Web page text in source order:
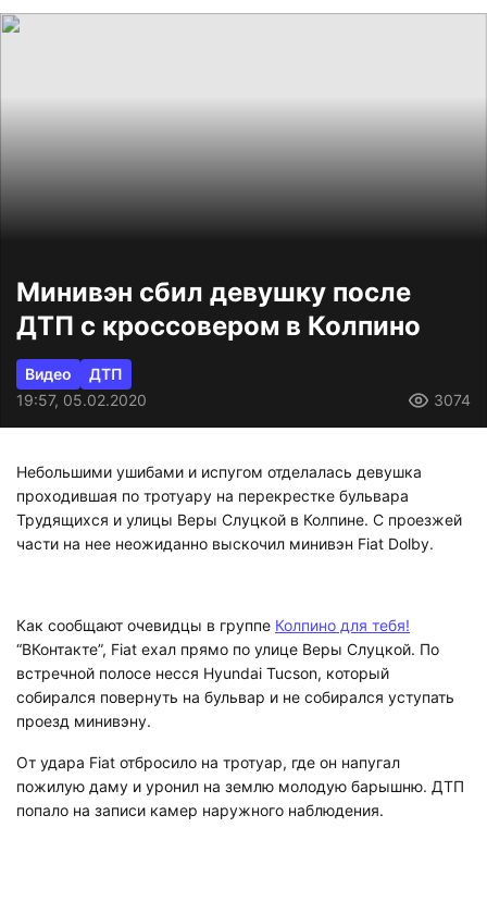
Минивэн сбил девушку после
ДТП с кроссовером в Колпино
Видео
ДТП
19:57, 05.02.2020
3074
Небольшими ушибами и испугом отделалась девушка
проходившая по тротуару на перекрестке бульвара
Трудящихся и улицы Веры Слуцкой в Колпине. С проезжей
части на нее неожиданно выскочил минивэн Fiat Dolby.
Как сообщают очевидцы в группе Колпино для тебя!
“ВКонтакте”, Fiat ехал прямо по улице Веры Слуцкой. По
встречной полосе несся Hyundai Tucson, который
собирался повернуть на бульвар и не собирался уступать
проезд минивэну.
От удара Fiat отбросило на тротуар, где он напугал
пожилую даму и уронил на землю молодую барышню. ДТП
попало на записи камер наружного наблюдения.